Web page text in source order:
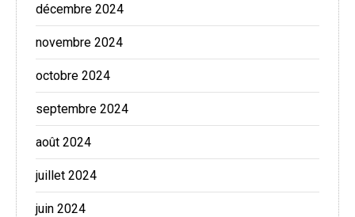
décembre 2024
novembre 2024
octobre 2024
septembre 2024
août 2024
juillet 2024
juin 2024